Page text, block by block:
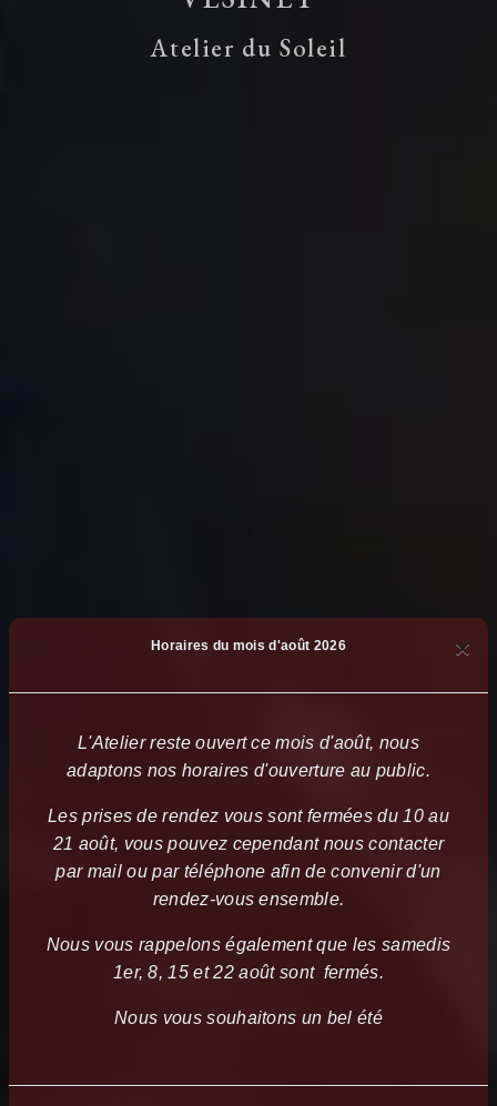
Horaires du mois d'août 2026 ×
L'Atelier reste ouvert ce mois d'août, nous
adaptons nos horaires d'ouverture au public.
Les prises de rendez vous sont fermées du 10 au
21 août, vous pouvez cependant nous contacter
par mail ou par téléphone afin de convenir d'un
rendez-vous ensemble.
Nous vous rappelons également que les samedis
1er, 8, 15 et 22 août sont fermés.
Nous vous souhaitons un bel été
Atelier du Soleil